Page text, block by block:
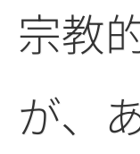
宗教
が、